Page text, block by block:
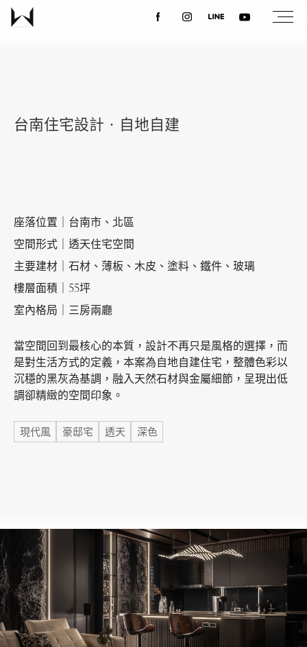
加盟徵才
台南住宅設計‧自地自建
座落位置｜台南市、北區
空間形式｜透天住宅空間
主要建材｜石材、薄板、木皮、塗料、鐵件、玻璃
樓層面積｜55坪
室內格局｜三房兩廳
當空間回到最核心的本質，設計不再只是風格的選擇，而
是對生活方式的定義，本案為自地自建住宅，整體色彩以
沉穩的黑灰為基調，融入天然石材與金屬細節，呈現出低
調卻精緻的空間印象。
標籤
現代風 豪邸宅 透天 深色